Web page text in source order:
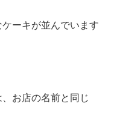
ーキが並んでいます
、お店の名前と同じ